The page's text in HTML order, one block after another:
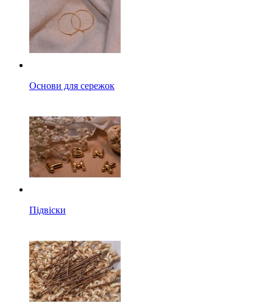
Основи для сережок
Підвіски